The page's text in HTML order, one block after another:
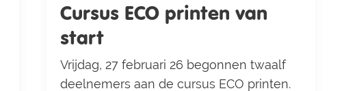
Cursus ECO printen van
start
Vrijdag, 27 februari 26 begonnen twaalf
deelnemers aan de cursus ECO printen.